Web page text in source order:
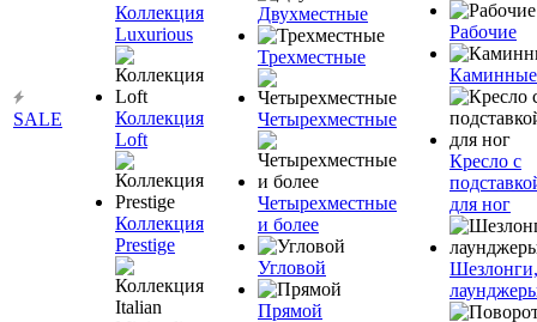
SALE
Коллекция
Luxurious
Коллекция
Loft
Коллекция
Prestige
Двухместные
Трехместные
Четырехместные
Четырехместные
и более
Угловой
Прямой
Рабочие
Каминные
Кресло с
для ног
Шезлонги,